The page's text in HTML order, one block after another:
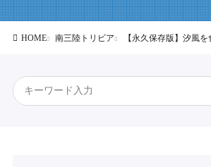
HOME 南三陸トリビア 【永久保存版】汐風を